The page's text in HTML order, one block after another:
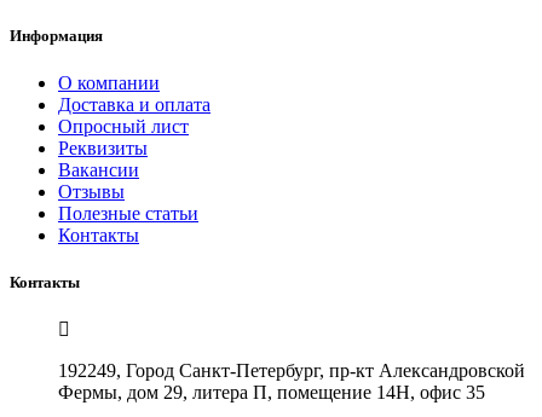
Информация
О компании
Доставка и оплата
Опросный лист
Реквизиты
Вакансии
Отзывы
Полезные статьи
Контакты
Контакты
192249, Город Санкт-Петербург, пр-кт Александровской
Фермы, дом 29, литера П, помещение 14Н, офис 35